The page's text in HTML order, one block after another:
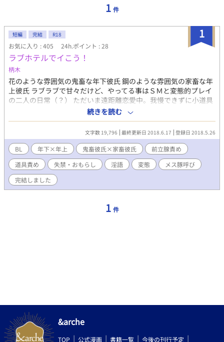
1 件
1
短編 完結 R18
お気に入り : 405 24h.ポイント : 28
ラブホテルでイこう！
柄木
花のような雰囲気の鬼畜な年下彼氏 鋼のような雰囲気の家畜な年
上彼氏 ラブラブで甘々だけど、やってる事はＳＭと変態的プレイ
の二人の日常（？） ただいま遠距離恋愛中。我慢できずに小道具
抱えて会いに行く、家畜溺愛なスパダリタチ 1話1000～1500文字
前後の短い話で連載します 直接表現、淫語、拘束、玩具責め、失
禁、メス豚呼びがあるのでご注意を
続きを読む
文字数 19,796 最終更新日 2018.6.17 登録日 2018.5.26
BL 年下×年上 鬼畜彼氏×家畜彼氏
前立腺責め
道具責め
失禁・おもらし 淫語 変態
メス豚呼び
完結しました
1 件
&arche
TOP 公式漫画 書籍一覧 今後の刊行予定